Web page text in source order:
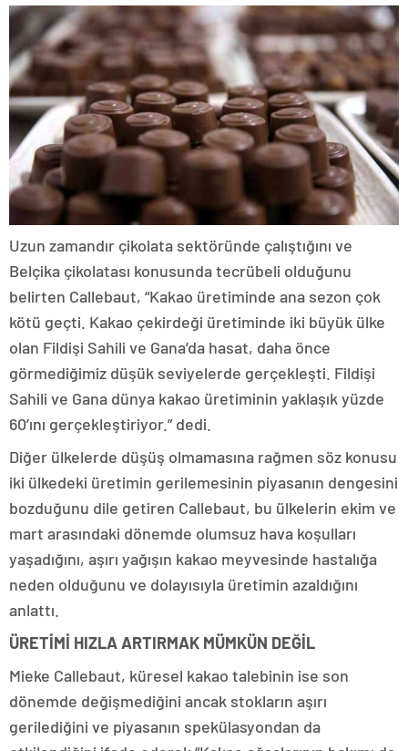
Uzun zamandır çikolata sektöründe çalıştığını ve
Belçika çikolatası konusunda tecrübeli olduğunu
belirten Callebaut, “Kakao üretiminde ana sezon çok
kötü geçti. Kakao çekirdeği üretiminde iki büyük ülke
olan Fildişi Sahili ve Gana’da hasat, daha önce
görmediğimiz düşük seviyelerde gerçekleşti. Fildişi
Sahili ve Gana dünya kakao üretiminin yaklaşık yüzde
60’ını gerçekleştiriyor.” dedi.
Diğer ülkelerde düşüş olmamasına rağmen söz konusu
iki ülkedeki üretimin gerilemesinin piyasanın dengesini
bozduğunu dile getiren Callebaut, bu ülkelerin ekim ve
mart arasındaki dönemde olumsuz hava koşulları
yaşadığını, aşırı yağışın kakao meyvesinde hastalığa
neden olduğunu ve dolayısıyla üretimin azaldığını
anlattı.
ÜRETİMİ HIZLA ARTIRMAK MÜMKÜN DEĞİL
Mieke Callebaut, küresel kakao talebinin ise son
dönemde değişmediğini ancak stokların aşırı
gerilediğini ve piyasanın spekülasyondan da